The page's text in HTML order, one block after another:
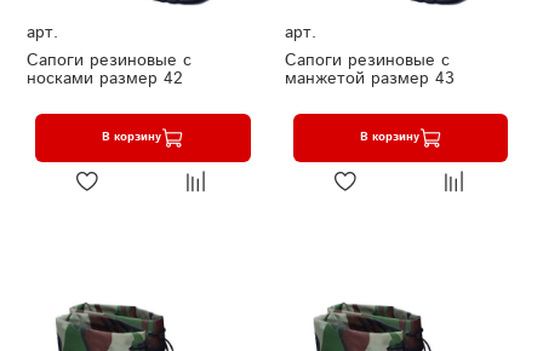
арт.
Сапоги резиновые с
носками размер 42
В корзину
арт.
Сапоги резиновые с
манжетой размер 43
В корзину